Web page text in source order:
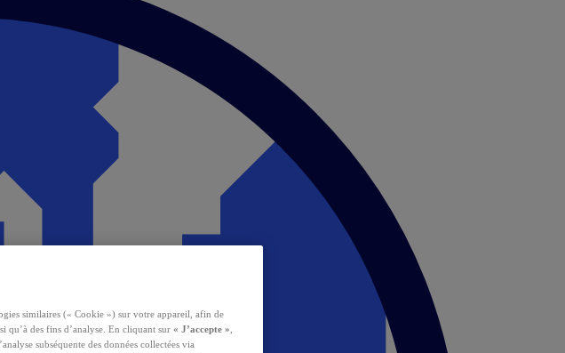
similaires (« Cookie ») sur votre appareil, afin de
qu’à des fins d’analyse. En cliquant sur « J’accepte »
subséquente des données collectées via